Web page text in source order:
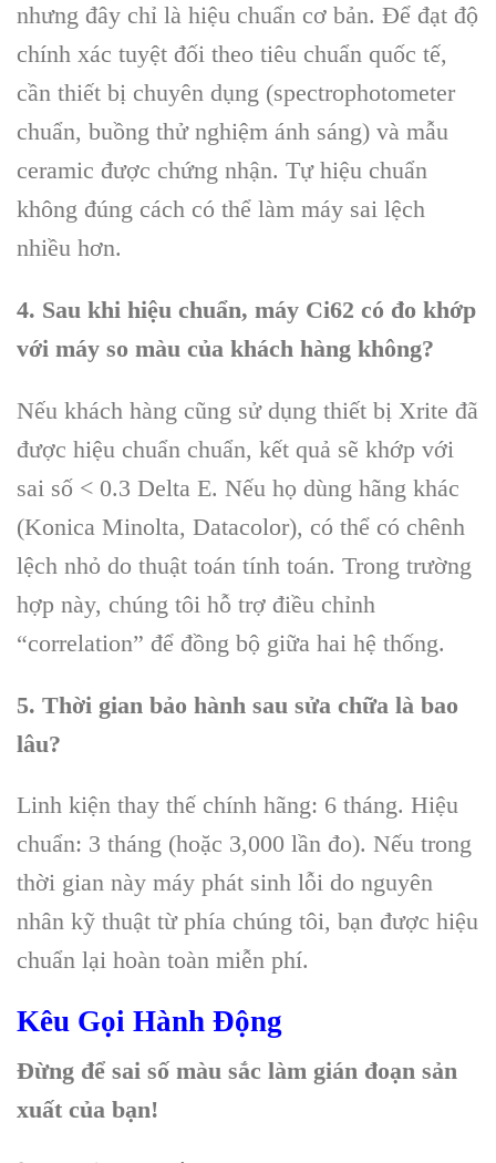
nhưng đây chỉ là hiệu chuẩn cơ bản. Để đạt độ
chính xác tuyệt đối theo tiêu chuẩn quốc tế,
cần thiết bị chuyên dụng (spectrophotometer
chuẩn, buồng thử nghiệm ánh sáng) và mẫu
ceramic được chứng nhận. Tự hiệu chuẩn
không đúng cách có thể làm máy sai lệch
nhiều hơn.
4. Sau khi hiệu chuẩn, máy Ci62 có đo khớp
với máy so màu của khách hàng không?
Nếu khách hàng cũng sử dụng thiết bị Xrite đã
được hiệu chuẩn chuẩn, kết quả sẽ khớp với
sai số < 0.3 Delta E. Nếu họ dùng hãng khác
(Konica Minolta, Datacolor), có thể có chênh
lệch nhỏ do thuật toán tính toán. Trong trường
hợp này, chúng tôi hỗ trợ điều chỉnh
“correlation” để đồng bộ giữa hai hệ thống.
5. Thời gian bảo hành sau sửa chữa là bao
lâu?
Linh kiện thay thế chính hãng: 6 tháng. Hiệu
chuẩn: 3 tháng (hoặc 3,000 lần đo). Nếu trong
thời gian này máy phát sinh lỗi do nguyên
nhân kỹ thuật từ phía chúng tôi, bạn được hiệu
chuẩn lại hoàn toàn miễn phí.
Kêu Gọi Hành Động
Đừng để sai số màu sắc làm gián đoạn sản
xuất của bạn!